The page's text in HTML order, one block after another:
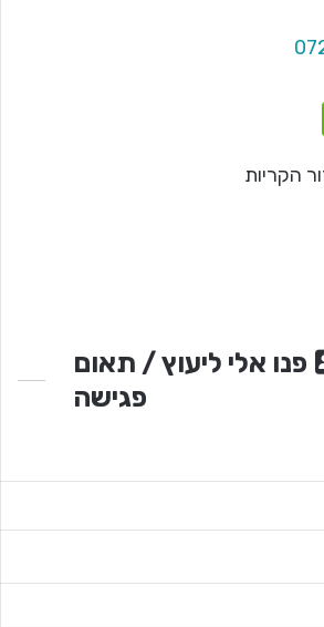
הקריות
פנו אלי ליעוץ / תאום
פגישה